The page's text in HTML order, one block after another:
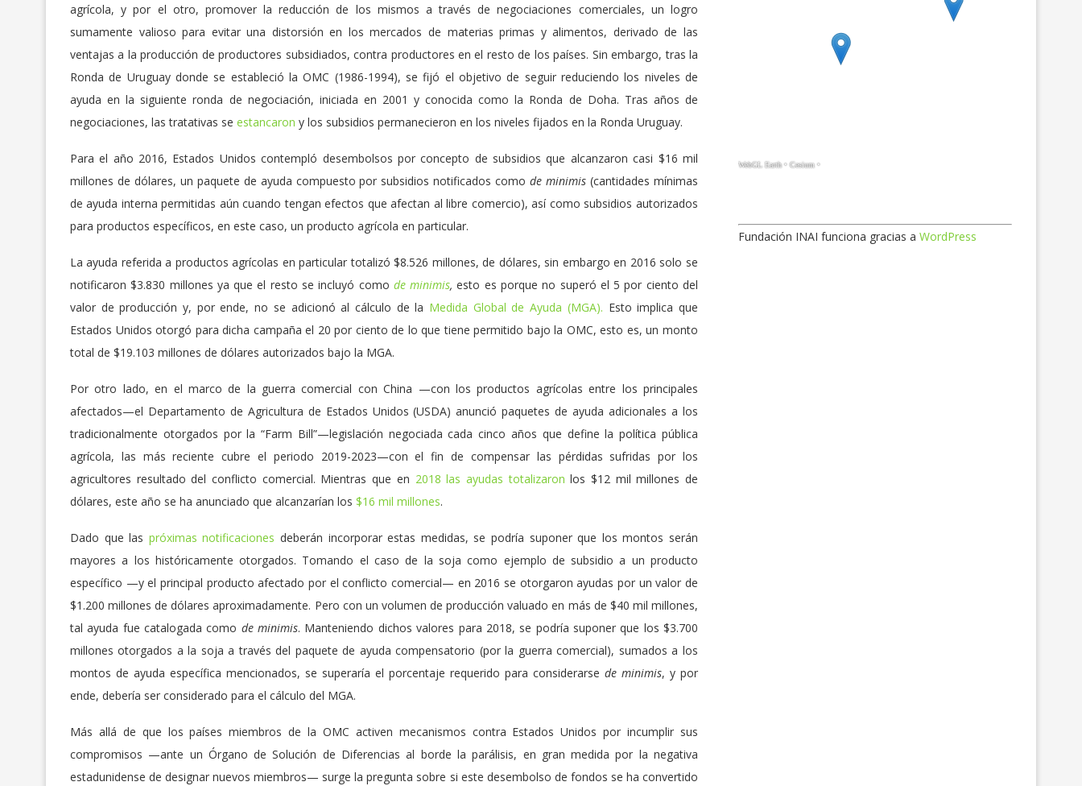
agrícola, y por el otro, promover la reducción de los mismos a través de negociaciones comerciales, un logro
sumamente valioso para evitar una distorsión en los mercados de materias primas y alimentos, derivado de las
ventajas a la producción de productores subsidiados, contra productores en el resto de los países. Sin embargo, tras la
Ronda de Uruguay donde se estableció la OMC (1986-1994), se fijó el objetivo de seguir reduciendo los niveles de
ayuda en la siguiente ronda de negociación, iniciada en 2001 y conocida como la Ronda de Doha. Tras años de
negociaciones, las tratativas se estancaron y los subsidios permanecieron en los niveles fijados en la Ronda Uruguay.
Para el año 2016, Estados Unidos contempló desembolsos por concepto de subsidios que alcanzaron casi $16 mil
millones de dólares, un paquete de ayuda compuesto por subsidios notificados comode minimis (cantidades mínimas
de ayuda interna permitidas aún cuando tengan efectos que afectan al libre comercio), así como subsidios autorizados
para productos específicos, en este caso, un producto agrícola en particular.
La ayuda referida a productos agrícolas en particular totalizó $8.526 millones, de dólares, sin embargo en 2016 solo se
notificaron $3.830 millones ya que el resto se incluyó como de minimis,esto es porque no superó el 5 por ciento del
valor de producción y, por ende, no se adicionó al cálculo de la Medida Global de Ayuda (MGA). Esto implica que
Estados Unidos otorgó para dicha campaña el 20 por ciento de lo que tiene permitido bajo la OMC, esto es, un monto
total de $19.103 millones de dólares autorizados bajo la MGA.
Por otro lado, en el marco de la guerra comercial con China —con los productos agrícolas entre los principales
afectados—el Departamento de Agricultura de Estados Unidos (USDA) anunció paquetes de ayuda adicionales a los
tradicionalmente otorgados por la “Farm Bill”—legislación negociada cada cinco años que define la política pública
agrícola, las más reciente cubre el periodo 2019-2023—con el fin de compensar las pérdidas sufridas por los
agricultores resultado del conflicto comercial. Mientras que en 2018 las ayudas totalizaron los $12 mil millones de
dólares, este año se ha anunciado que alcanzarían los $16 mil millones.
Dado que las próximas notificaciones deberán incorporar estas medidas, se podría suponer que los montos serán
mayores a los históricamente otorgados. Tomando el caso de la soja como ejemplo de subsidio a un producto
específico —y el principal producto afectado por el conflicto comercial— en 2016 se otorgaron ayudas por un valor de
$1.200 millones de dólares aproximadamente. Pero con un volumen de producción valuado en más de $40 mil millones,
tal ayuda fue catalogada como de minimis. Manteniendo dichos valores para 2018, se podría suponer que los $3.700
millones otorgados a la soja a través del paquete de ayuda compensatorio (por la guerra comercial), sumados a los
montos de ayuda específica mencionados, se superaría el porcentaje requerido para considerarse de minimis, y por
ende, debería ser considerado para el cálculo del MGA.
Más allá de que los países miembros de la OMC activen mecanismos contra Estados Unidos por incumplir sus
compromisos —ante un Órgano de Solución de Diferencias al borde la parálisis, en gran medida por la negativa
estadunidense de designar nuevos miembros— surge la pregunta sobre si este desembolso de fondos se ha convertido
Fundación INAI funciona gracias a WordPress